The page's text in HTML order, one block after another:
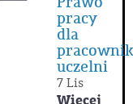
pracy
dla
uczelni
7 Lis